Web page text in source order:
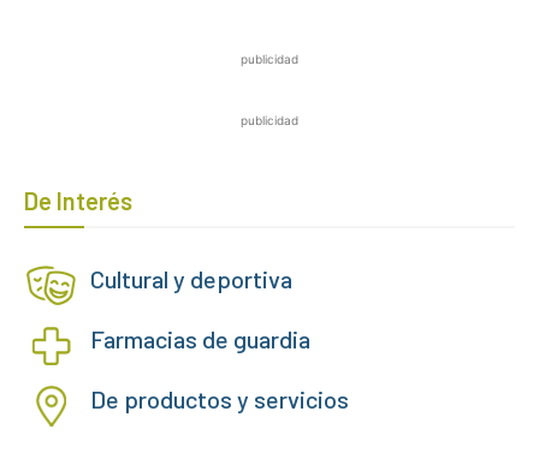
publicidad
publicidad
De Interés
Cultural y deportiva
Farmacias de guardia
De productos y servicios